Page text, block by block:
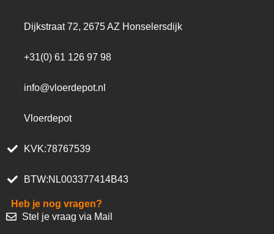
Dijkstraat 72, 2675 AZ Honselersdijk
+31(0) 61 126 97 98
info@vloerdepot.nl
Vloerdepot
KVK:78767539
BTW:NL003377414B43
Heb je nog vragen?
Stel je vraag via Mail